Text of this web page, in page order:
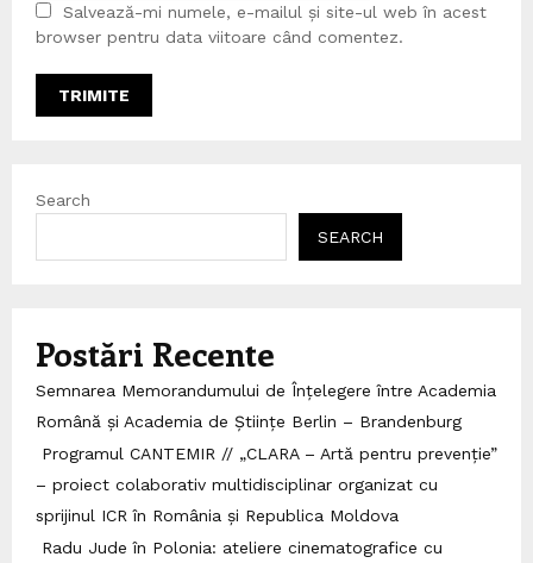
Salvează-mi numele, e-mailul și site-ul web în acest
browser pentru data viitoare când comentez.
Search
SEARCH
Postări Recente
Semnarea Memorandumului de Înțelegere între Academia
Română și Academia de Științe Berlin – Brandenburg
Programul CANTEMIR // „CLARA – Artă pentru prevenție”
– proiect colaborativ multidisciplinar organizat cu
sprijinul ICR în România și Republica Moldova
Radu Jude în Polonia: ateliere cinematografice cu